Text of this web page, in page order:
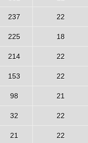
237 22
225 18
214 22
153 22
98 21
32 22
21 22